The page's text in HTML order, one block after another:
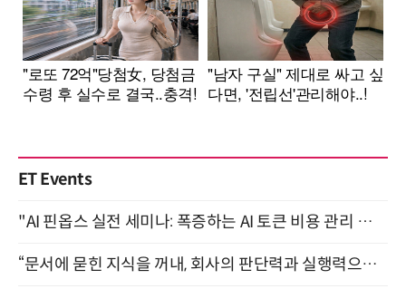
ET Events
"AI 핀옵스 실전 세미나: 폭증하는 AI 토큰 비용 관리 전략" 8월 21일 개최
“문서에 묻힌 지식을 꺼내, 회사의 판단력과 실행력으로 바꾸다” (8/20)